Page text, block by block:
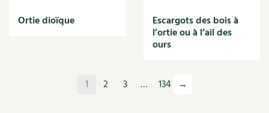
Optimiser l'espace
Ortie dioïque Escargots des bois à
l’ortie ou à l’ail des
ours
1 2 3 … 134 →